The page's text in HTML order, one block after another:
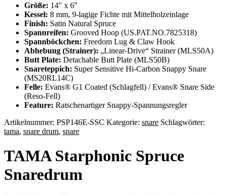
Größe: 14″ x 6″
Kessel: 8 mm, 9-lagige Fichte mit Mittelholzeinlage
Finish: Satin Natural Spruce
Spannreifen: Grooved Hoop (US.PAT.NO.7825318)
Spannböckchen: Freedom Lug & Claw Hook
Abhebung (Strainer): „Linear-Drive“ Strainer (MLS50A)
Butt Plate: Detachable Butt Plate (MLS50B)
Snareteppich: Super Sensitive Hi-Carbon Snappy Snare
(MS20RL14C)
Felle: Evans® G1 Coated (Schlagfell) / Evans® Snare Side
(Reso-Fell)
Feature: Ratschenartiger Snappy-Spannungsregler
Artikelnummer: PSP146E-SSC Kategorie: snare Schlagwörter:
tama, snare drum, snare
TAMA Starphonic Spruce
Snaredrum